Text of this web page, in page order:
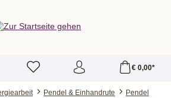
€ 0,00*
Pendel & Einhandrute Pendel